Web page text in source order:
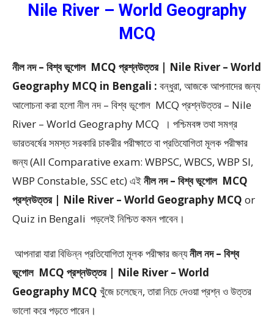
Nile River – World Geography
MCQ
নীল নদ – বিশ্ব ভূগোল MCQ প্রশ্নউত্তর | Nile River – World
Geography MCQ in Bengali : বন্ধুরা, আজকে আপনাদের জন্য
আলোচনা করা হলো নীল নদ – বিশ্ব ভূগোল MCQ প্রশ্নউত্তর – Nile
River – World Geography MCQ । পশ্চিমবঙ্গ তথা সমগ্র
ভারতবর্ষের সমস্ত সরকারি চাকরীর পরীক্ষাতে বা প্রতিযোগিতা মূলক পরীক্ষার
জন্য (All Comparative exam: WBPSC, WBCS, WBP SI,
WBP Constable, SSC etc) এইনীল নদ – বিশ্ব ভূগোল MCQ
প্রশ্নউত্তর | Nile River – World Geography MCQ or
Quiz in Bengali পড়লেই নিশ্চিত কমন পাবেন।
আপনারা যারা বিভিন্ন প্রতিযোগিতা মূলক পরীক্ষার জন্যনীল নদ – বিশ্ব
ভূগোল MCQ প্রশ্নউত্তর | Nile River – World
Geography MCQ খুঁজে চলেছেন, তারা নিচে দেওয়া প্রশ্ন ও উত্তর
ভালো করে পড়তে পারেন।